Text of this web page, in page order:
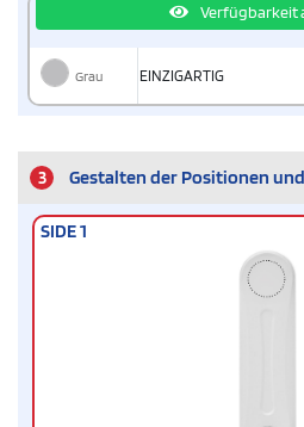
Verfügbarkeit
Grau EINZIGARTIG
3 Gestalten der Positionen
SIDE 1